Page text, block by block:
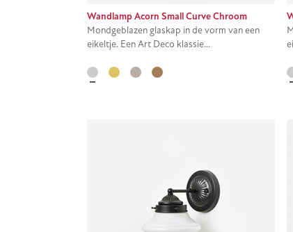
Wandlamp Acorn Small Curve Chroom
Mondgeblazen glaskap in de vorm van een
eikeltje. Een Art Deco klassie...